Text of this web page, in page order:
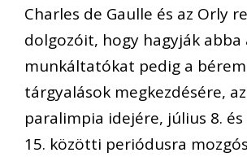
Charles de Gaulle és az Orly
dolgozóit, hogy hagyják abba
munkáltatókat pedig a
tárgyalások megkezdésére,
paralimpia idejére, július 8.
15. közötti periódusra